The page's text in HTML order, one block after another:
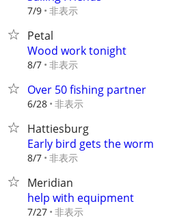
7/9 非表示
Petal
Wood work tonight
8/7 非表示
Over 50 fishing partner
6/28 非表示
Hattiesburg
Early bird gets the worm
8/7 非表示
Meridian
help with equipment
7/27 非表示